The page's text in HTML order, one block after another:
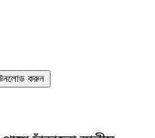
করুন